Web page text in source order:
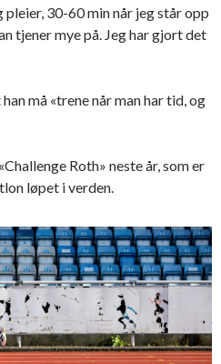
30-60 min når jeg står opp
tjener mye på. Jeg har gjort det
må «trene når man har tid, og
Roth» neste år, som er
løpet i verden.